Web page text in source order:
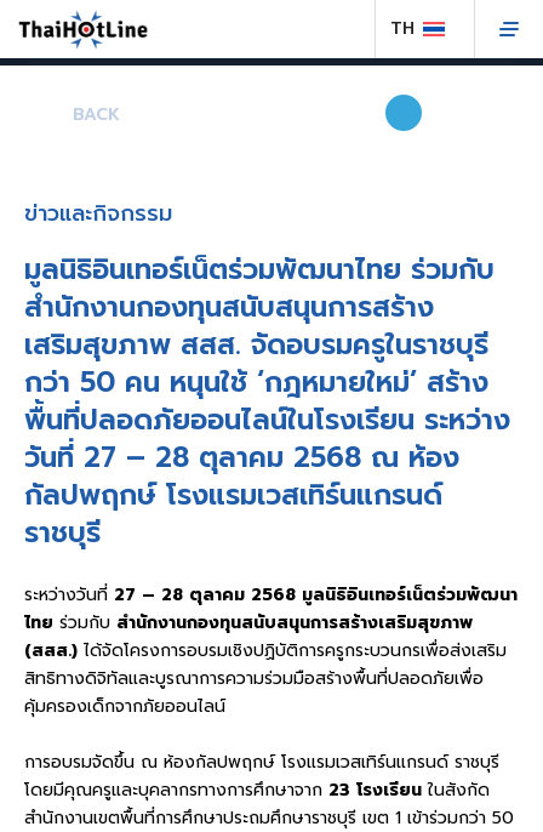
BACK
ข่าวและกิจกรรม
มูลนิธิอินเทอร์เน็ตร่วมพัฒนาไทย ร่วมกับ
สำนักงานกองทุนสนับสนุนการสร้าง
เสริมสุขภาพ สสส. จัดอบรมครูในราชบุรี
กว่า 50 คน หนุนใช้ ‘กฎหมายใหม่’ สร้าง
พื้นที่ปลอดภัยออนไลน์ในโรงเรียน ระหว่าง
วันที่ 27 – 28 ตุลาคม 2568 ณ ห้อง
กัลปพฤกษ์ โรงแรมเวสเทิร์นแกรนด์
ราชบุรี
ระหว่างวันที่ 27 – 28 ตุลาคม 2568 มูลนิธิอินเทอร์เน็ตร่วมพัฒนา
ไทย ร่วมกับ สำนักงานกองทุนสนับสนุนการสร้างเสริมสุขภาพ
(สสส.) ได้จัดโครงการอบรมเชิงปฏิบัติการครูกระบวนกรเพื่อส่งเสริม
สิทธิทางดิจิทัลและบูรณาการความร่วมมือสร้างพื้นที่ปลอดภัยเพื่อ
คุ้มครองเด็กจากภัยออนไลน์
การอบรมจัดขึ้น ณ ห้องกัลปพฤกษ์ โรงแรมเวสเทิร์นแกรนด์ ราชบุรี
โดยมีคุณครูและบุคลากรทางการศึกษาจาก 23 โรงเรียนในสังกัด
สำนักงานเขตพื้นที่การศึกษาประถมศึกษาราชบุรี เขต 1 เข้าร่วมกว่า 50